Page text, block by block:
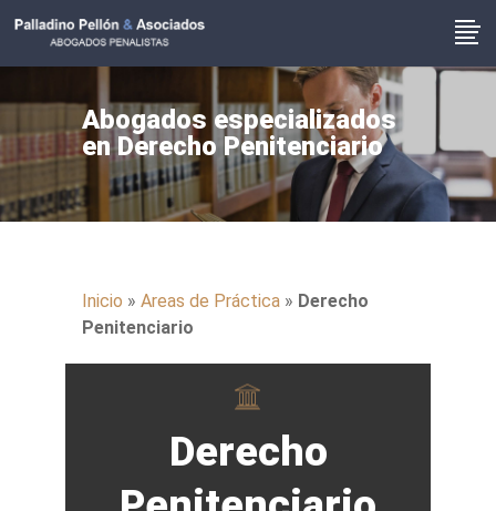
Abogados especializados
en Derecho Penitenciario
Inicio » Areas de Práctica » Derecho
Penitenciario
Derecho